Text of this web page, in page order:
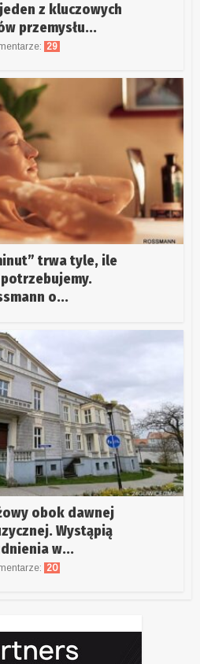
z kluczowych
przemysłu...
29
trwa tyle, ile
o...
obok dawnej
Wystąpią
w...
20